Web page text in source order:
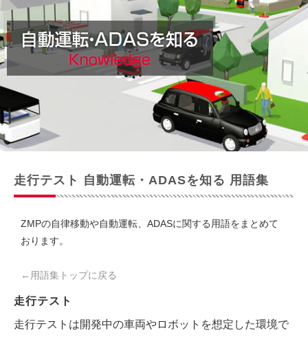
走行テスト 自動運転・ADASを知る 用語集
ZMPの自律移動や自動運転、ADASに関する用語をまとめて
おります。
←用語集トップに戻る
走行テスト
走行テストは開発中の車両やロボットを想定した環境で